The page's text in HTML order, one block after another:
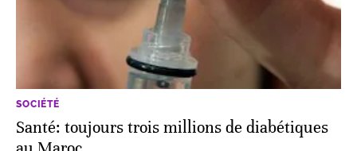
SOCIÉTÉ
Santé: toujours trois millions de diabétiques